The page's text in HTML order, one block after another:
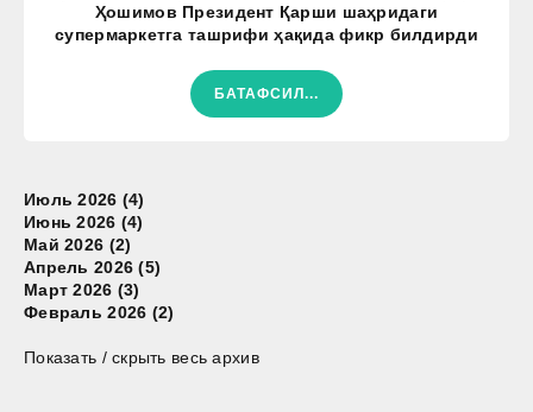
Ҳошимов Президент Қарши шаҳридаги
супермаркетга ташрифи ҳақида фикр билдирди
БАТАФСИЛ...
Июль 2026 (4)
Июнь 2026 (4)
Май 2026 (2)
Апрель 2026 (5)
Март 2026 (3)
Февраль 2026 (2)
Показать / скрыть весь архив